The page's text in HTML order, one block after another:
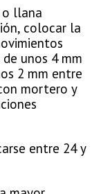
o llana
colocar la
unos 4 mm
2 mm entre
mortero y
entre 24 y